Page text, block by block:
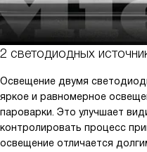
2 светодиодных
Освещение двумя
яркое и равномерное
пароварки. Это улучшает
контролировать процесс
освещение отличается